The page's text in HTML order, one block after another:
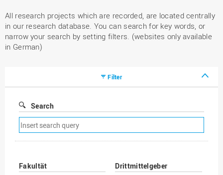
All research projects which are recorded, are located centrally
in our research database. You can search for key words, or
narrow your search by setting filters. (websites only available
in German)
Filter
Search
Remove
search
filter
Fakultät
Drittmittelgeber